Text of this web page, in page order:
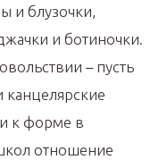
и блузочки,
и ботиночки.
– пусть
к форме в
отношение